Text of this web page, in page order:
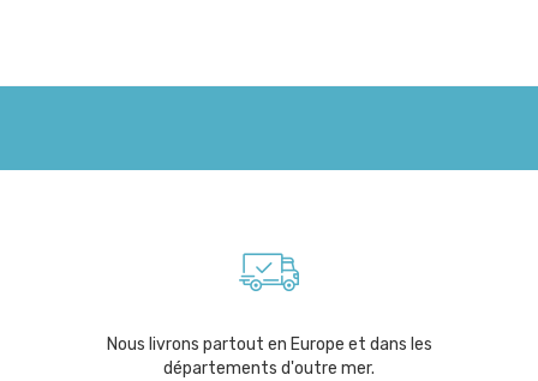
Nous livrons partout en Europe et dans les
départements d'outre mer.